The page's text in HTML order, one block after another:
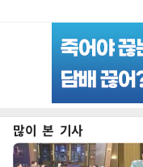
많이 본 기사